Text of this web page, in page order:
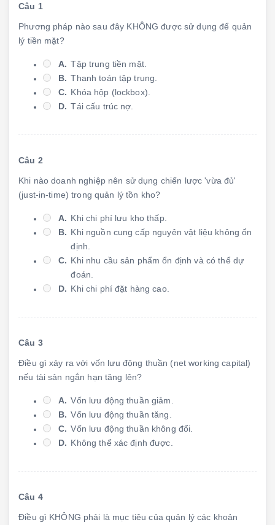
Câu 1
Phương pháp nào sau đây KHÔNG được sử dụng để quản
lý tiền mặt?
A. Tập trung tiền mặt.
B. Thanh toán tập trung.
C. Khóa hộp (lockbox).
D. Tái cấu trúc nợ.
Câu 2
Khi nào doanh nghiệp nên sử dụng chiến lược 'vừa đủ'
(just-in-time) trong quản lý tồn kho?
A. Khi chi phí lưu kho thấp.
B. Khi nguồn cung cấp nguyên vật liệu không ổn
định.
C. Khi nhu cầu sản phẩm ổn định và có thể dự
đoán.
D. Khi chi phí đặt hàng cao.
Câu 3
Điều gì xảy ra với vốn lưu động thuần (net working capital)
nếu tài sản ngắn hạn tăng lên?
A. Vốn lưu động thuần giảm.
B. Vốn lưu động thuần tăng.
C. Vốn lưu động thuần không đổi.
D. Không thể xác định được.
Câu 4
Điều gì KHÔNG phải là mục tiêu của quản lý các khoản